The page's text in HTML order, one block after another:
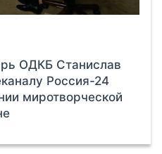
ОДКБ Станислав
Россия-24
миротворческой